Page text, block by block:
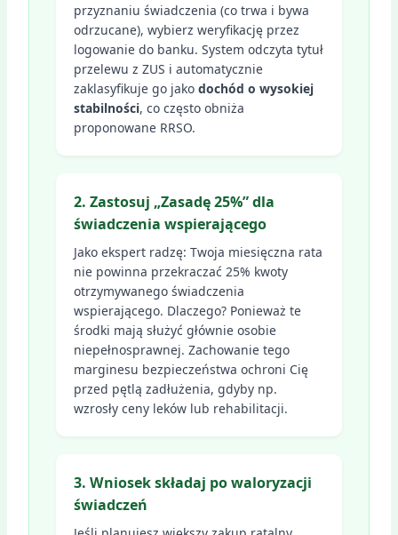
przyznaniu świadczenia (co trwa i bywa
odrzucane), wybierz weryfikację przez
logowanie do banku. System odczyta tytuł
przelewu z ZUS i automatycznie
zaklasyfikuje go jako dochód o wysokiej
stabilności, co często obniża
proponowane RRSO.
2. Zastosuj „Zasadę 25%” dla
świadczenia wspierającego
Jako ekspert radzę: Twoja miesięczna rata
nie powinna przekraczać 25% kwoty
otrzymywanego świadczenia
wspierającego. Dlaczego? Ponieważ te
środki mają służyć głównie osobie
niepełnosprawnej. Zachowanie tego
marginesu bezpieczeństwa ochroni Cię
przed pętlą zadłużenia, gdyby np.
wzrosły ceny leków lub rehabilitacji.
3. Wniosek składaj po waloryzacji
świadczeń